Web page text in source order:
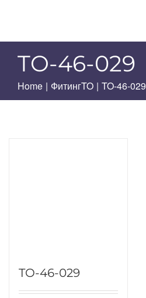
TO-46-029
Home | ФитингTO | TO-46-029
TO-46-029